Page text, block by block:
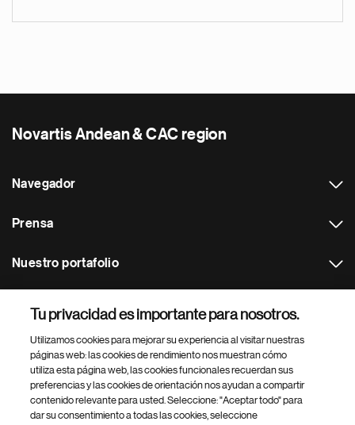
Novartis Andean & CAC region
Navegador
Prensa
Nuestro portafolio
Footer Site Search
Tu privacidad es importante para nosotros.
Utilizamos cookies para mejorar su experiencia al visitar nuestras
páginas web: las cookies de rendimiento nos muestran cómo
utiliza esta página web, las cookies funcionales recuerdan sus
preferencias y las cookies de orientación nos ayudan a compartir
contenido relevante para usted. Seleccione: "Aceptar todo" para
dar su consentimiento a todas las cookies, seleccione